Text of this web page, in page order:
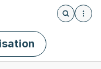
Öffnet